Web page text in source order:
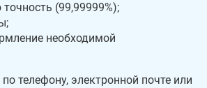
(99,99999%);
необходимой
телефону, электронной почте или